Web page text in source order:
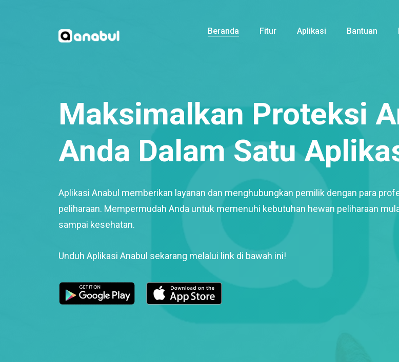
Beranda Fitur Aplikasi Bantuan
Maksimalkan Proteksi
Anda Dalam Satu
Aplikasi Anabul memberikan layanan dan menghubungkan pemilik dengan para
peliharaan. Mempermudah Anda untuk memenuhi kebutuhan hewan peliharaan
sampai kesehatan.
Unduh Aplikasi Anabul sekarang melalui link di bawah ini!